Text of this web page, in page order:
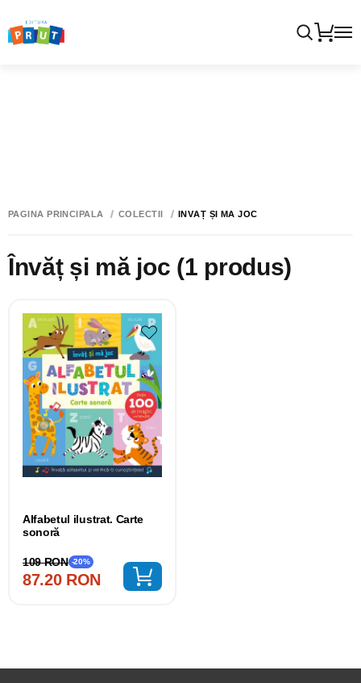
PAGINA PRINCIPALĂ COLECTII ÎNVĂȚ ȘI MĂ JOC
Învăț și mă joc (1 produs)
Alfabetul ilustrat. Carte
sonoră
87.20 RON
109 RON -20%